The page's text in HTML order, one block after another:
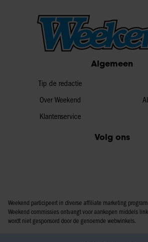
Algemeen
Tip de redactie
Over Weekend
Klantenservice
Volg ons
Weekend participeert in diverse affiliate marketing
Weekend commissies ontvangt voor aankopen middels
wordt niet gesponsord door de genoemde webwinkels.